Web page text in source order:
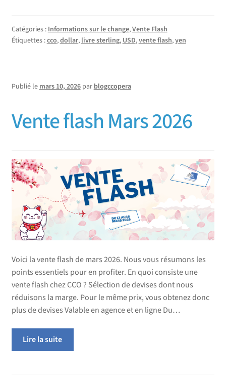
Catégories : Informations sur le change,Vente Flash
Étiquettes :cco,dollar, livre sterling, USD,vente flash,yen
Publié lemars 10, 2026 parblogccopera
Vente flash Mars 2026
Voici la vente flash de mars 2026. Nous vous résumons les
points essentiels pour en profiter. En quoi consiste une
vente flash chez CCO ? Sélection de devises dont nous
réduisons la marge. Pour le même prix, vous obtenez donc
plus de devises Valable en agence et en ligne Du…
Lire la suite